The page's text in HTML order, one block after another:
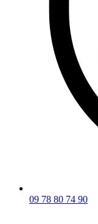
09 78 80 74 90